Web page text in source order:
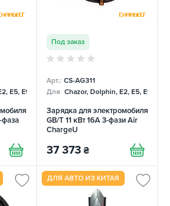
E5, E9, Mercedes
фаза
Под заказ
Арт.: CS-AG311
Для Chazor, Dolphin, E2, E5, E9,
Зарядка для электромобиля
GB/T 11 кВт 16A 3-фази Air
ChargeU
37 373 ₴
ДЛЯ АВТО ИЗ КИТАЯ